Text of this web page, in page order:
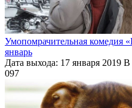
Умопомрачительная комедия
январь
Дата выхода: 17 января 2019
097